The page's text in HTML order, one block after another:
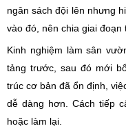
ngân sách đội lên nhưng
vào đó, nên chia giai đoạn
Kinh nghiệm làm sân
tảng trước, sau đó mới
trúc cơ bản đã ổn định,
dễ dàng hơn. Cách tiếp
hoặc làm lại.